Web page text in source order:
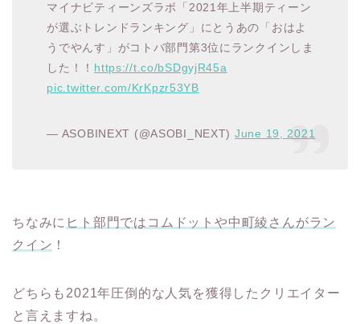
マイナビティーンズラボ「2021年上半期ティーン
が選ぶトレンドランキング」にとうあの「おはよ
うでやんす」がコトバ部門第3位にランクインしま
した！！ https://t.co/bSDgyjR45a
pic.twitter.com/KrKpzr53YB
— ASOBINEXT (@ASOBI_NEXT) June 19, 2021
ちなみに ヒト部門ではコムドットや中町綾さんがラン
クイン ！
どちらも2021年圧倒的な人気を獲得したクリエイター
と言えますね。